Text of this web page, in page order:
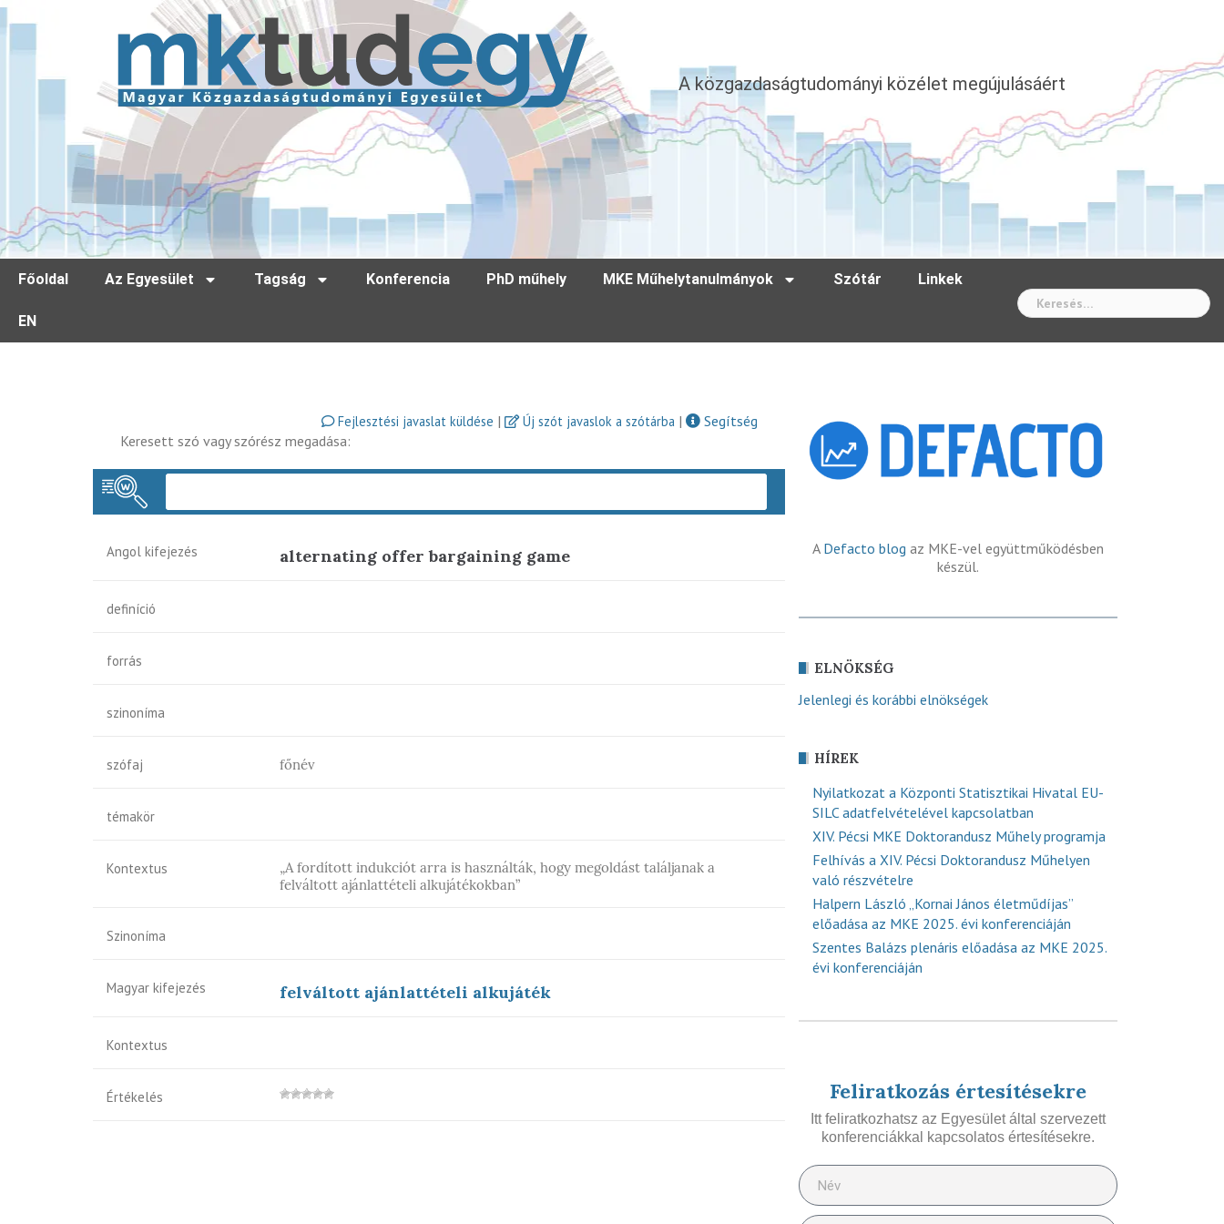
A közgazdaságtudományi közélet megújulásáért
Főoldal Az Egyesület Tagság Konferencia PhD műhely MKE Műhelytanulmányok Szótár Linkek
EN
Fejlesztési javaslat küldése | Új szót javaslok a szótárba |
Segítség
Keresett szó vagy szórész megadása:
Angol kifejezés alternating offer bargaining game
definíció
forrás
szinoníma
szófaj főnév
témakör
Kontextus
„A fordított indukciót arra is használták, hogy megoldást találjanak a
felváltott ajánlattételi alkujátékokban”
Szinoníma
Magyar kifejezés felváltott ajánlattételi alkujáték
Kontextus
Értékelés
A Defacto blog az MKE-vel együttműködésben
készül.
ELNÖKSÉG
Jelenlegi és korábbi elnökségek
HÍREK
Nyilatkozat a Központi Statisztikai Hivatal EU-
SILC adatfelvételével kapcsolatban
XIV. Pécsi MKE Doktorandusz Műhely programja
Felhívás a XIV. Pécsi Doktorandusz Műhelyen
való részvételre
Halpern László „Kornai János életműdíjas”
előadása az MKE 2025. évi konferenciáján
Szentes Balázs plenáris előadása az MKE 2025.
évi konferenciáján
Feliratkozás értesítésekre
Itt feliratkozhatsz az Egyesület által szervezett
konferenciákkal kapcsolatos értesítésekre.